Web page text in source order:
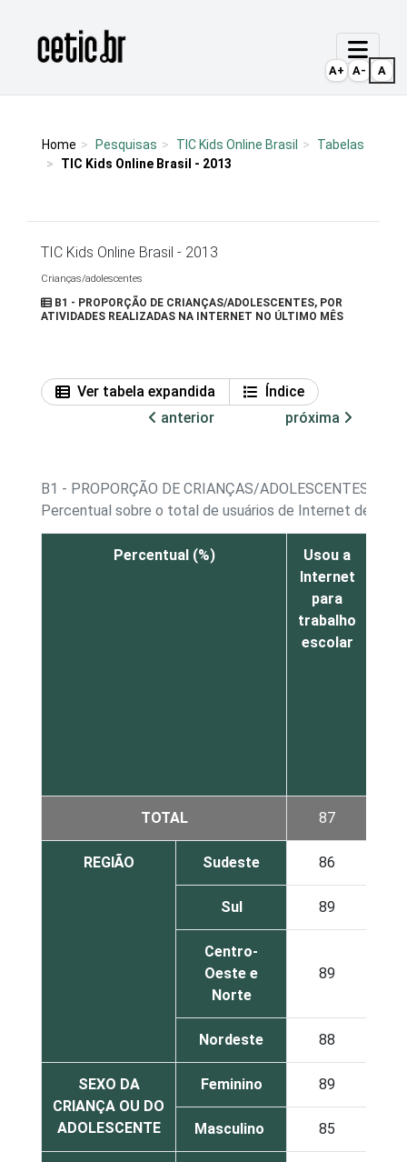
Página inicial
Home Pesquisas TIC Kids Online Brasil
Tabelas
TIC Kids Online Brasil - 2013
TIC Kids Online Brasil - 2013
Crianças/adolescentes
B1 - PROPORÇÃO DE CRIANÇAS/ADOLESCENTES, POR
ATIVIDADES REALIZADAS NA INTERNET NO ÚLTIMO MÊS
Ver tabela expandida
Índice
anterior
próxima
B1 - PROPORÇÃO DE CRIANÇAS/ADOLESCENTES,
Percentual sobre o total de usuários de Internet de 9 a
Percentual (%)
Usou a
Internet
para
trabalho
escolar
TOTAL 87
REGIÃO Sudeste 86
Sul 89
Centro-
Oeste e
Norte
89
Nordeste 88
SEXO DA
CRIANÇA OU DO
ADOLESCENTE
Feminino 89
Masculino 85
A+ A- A